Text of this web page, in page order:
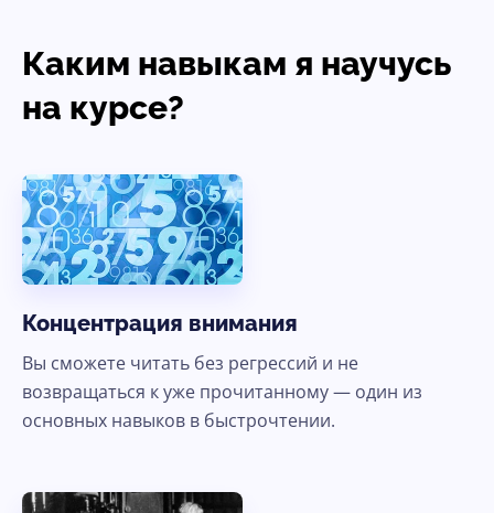
Каким навыкам я научусь
на курсе?
Концентрация внимания
Вы сможете читать без регрессий и не
возвращаться к уже прочитанному — один из
основных навыков в быстрочтении.